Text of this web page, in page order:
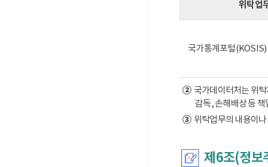
위탁업
국가통계포털(KOSIS)
②국가데이터처는 위탁
감독, 손해배상 등
③위탁업무의 내용이나
제6조(정보